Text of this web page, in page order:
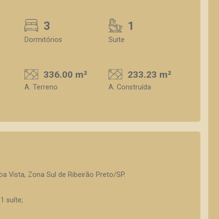
3
Dormitórios
1
Suite
336.00 m²
A. Terreno
233.23 m²
A. Construída
Vista, Zona Sul de Ribeirão Preto/SP.
suíte;